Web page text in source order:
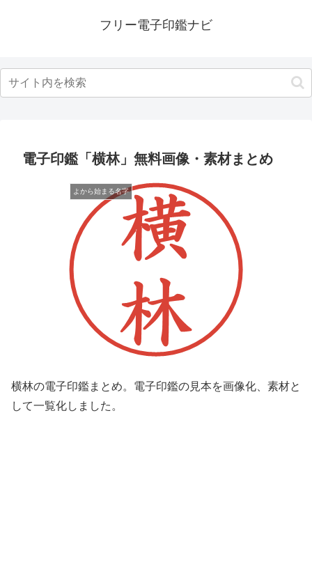
フリー電子印鑑ナビ
電子印鑑「横林」無料画像・素材まとめ
よから始まる名字
横林の電子印鑑まとめ。電子印鑑の見本を画像化、素材と
して一覧化しました。